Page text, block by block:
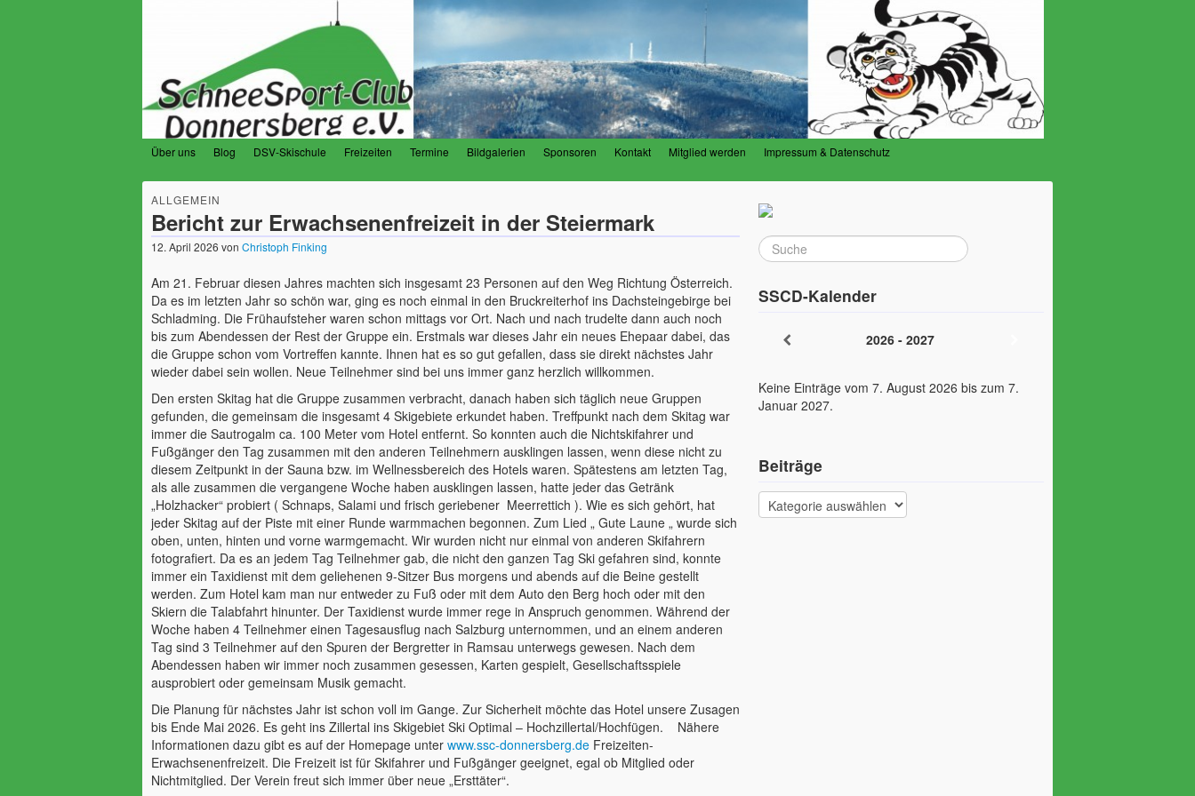
Über uns Blog DSV-Skischule Freizeiten Termine Bildgalerien Sponsoren Kontakt Mitglied werden Impressum & Datenschutz
SchneeSport-Club Donnersberg e.V.
Der Verein für Schneesportfreunde am Donnersberg
ALLGEMEIN
Bericht zur Erwachsenenfreizeit in der Steiermark
12. April 2026 vonChristoph Finking
Am 21. Februar diesen Jahres machten sich insgesamt 23 Personen auf den Weg Richtung Österreich.
Da es im letzten Jahr so schön war, ging es noch einmal in den Bruckreiterhof ins Dachsteingebirge bei
Schladming. Die Frühaufsteher waren schon mittags vor Ort. Nach und nach trudelte dann auch noch
bis zum Abendessen der Rest der Gruppe ein. Erstmals war dieses Jahr ein neues Ehepaar dabei, das
die Gruppe schon vom Vortreffen kannte. Ihnen hat es so gut gefallen, dass sie direkt nächstes Jahr
wieder dabei sein wollen. Neue Teilnehmer sind bei uns immer ganz herzlich willkommen.
Den ersten Skitag hat die Gruppe zusammen verbracht, danach haben sich täglich neue Gruppen
gefunden, die gemeinsam die insgesamt 4 Skigebiete erkundet haben. Treffpunkt nach dem Skitag war
immer die Sautrogalm ca. 100 Meter vom Hotel entfernt. So konnten auch die Nichtskifahrer und
Fußgänger den Tag zusammen mit den anderen Teilnehmern ausklingen lassen, wenn diese nicht zu
diesem Zeitpunkt in der Sauna bzw. im Wellnessbereich des Hotels waren. Spätestens am letzten Tag,
als alle zusammen die vergangene Woche haben ausklingen lassen, hatte jeder das Getränk
„Holzhacker“ probiert ( Schnaps, Salami und frisch geriebener Meerrettich ). Wie es sich gehört, hat
jeder Skitag auf der Piste mit einer Runde warmmachen begonnen. Zum Lied „ Gute Laune „ wurde sich
oben, unten, hinten und vorne warmgemacht. Wir wurden nicht nur einmal von anderen Skifahrern
fotografiert. Da es an jedem Tag Teilnehmer gab, die nicht den ganzen Tag Ski gefahren sind, konnte
immer ein Taxidienst mit dem geliehenen 9-Sitzer Bus morgens und abends auf die Beine gestellt
werden. Zum Hotel kam man nur entweder zu Fuß oder mit dem Auto den Berg hoch oder mit den
Skiern die Talabfahrt hinunter. Der Taxidienst wurde immer rege in Anspruch genommen. Während der
Woche haben 4 Teilnehmer einen Tagesausflug nach Salzburg unternommen, und an einem anderen
Tag sind 3 Teilnehmer auf den Spuren der Bergretter in Ramsau unterwegs gewesen. Nach dem
Abendessen haben wir immer noch zusammen gesessen, Karten gespielt, Gesellschaftsspiele
ausprobiert oder gemeinsam Musik gemacht.
Die Planung für nächstes Jahr ist schon voll im Gange. Zur Sicherheit möchte das Hotel unsere Zusagen
bis Ende Mai 2026. Es geht ins Zillertal ins Skigebiet Ski Optimal – Hochzillertal/Hochfügen. Nähere
Informationen dazu gibt es auf der Homepage unterwww.ssc-donnersberg.de Freizeiten-
Erwachsenenfreizeit. Die Freizeit ist für Skifahrer und Fußgänger geeignet, egal ob Mitglied oder
Nichtmitglied. Der Verein freut sich immer über neue „Ersttäter“.
SSCD-Kalender
2026 - 2027
Keine Einträge vom 7. August 2026 bis zum 7.
Januar 2027.
Beiträge